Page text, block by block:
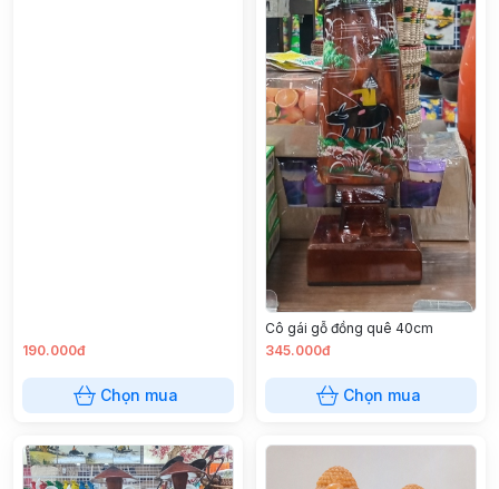
190.000đ
Chọn mua
Cô gái gỗ đồng quê 40cm
345.000đ
Chọn mua